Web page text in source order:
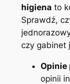
higiena to
Sprawdź,
czy gabinet
Opinie
opinii